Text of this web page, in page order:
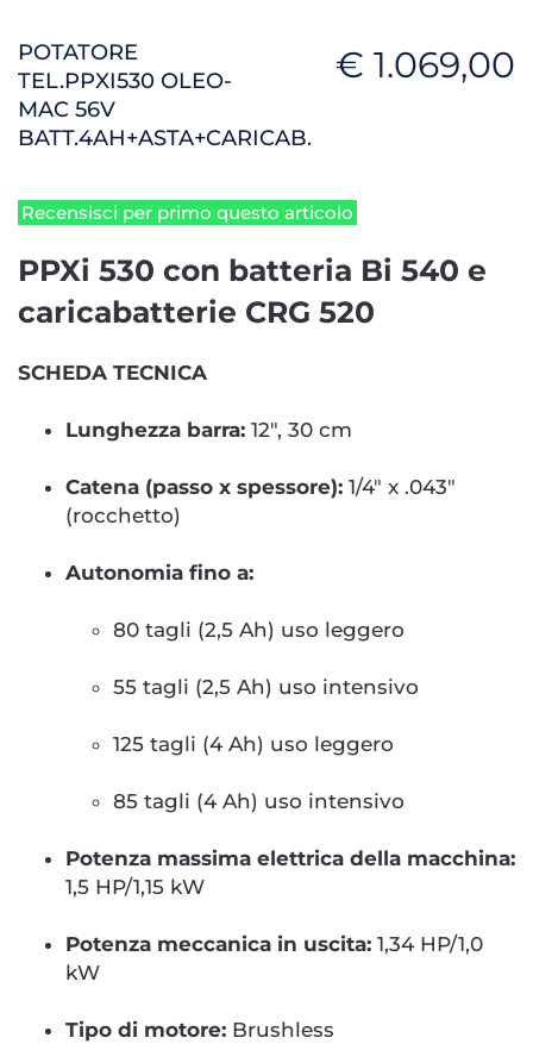
POTATORE
TEL.PPXI530 OLEO-
MAC 56V
BATT.4AH+ASTA+CARICAB.
€ 1.069,00
Recensisci per primo questo articolo
PPXi 530 con batteria Bi 540 e
caricabatterie CRG 520
SCHEDA TECNICA
Lunghezza barra: 12", 30 cm
Catena (passo x spessore): 1/4" x .043"
(rocchetto)
Autonomia fino a:
80 tagli (2,5 Ah) uso leggero
55 tagli (2,5 Ah) uso intensivo
125 tagli (4 Ah) uso leggero
85 tagli (4 Ah) uso intensivo
Potenza massima elettrica della macchina:
1,5 HP/1,15 kW
Potenza meccanica in uscita: 1,34 HP/1,0
kW
Tipo di motore: Brushless